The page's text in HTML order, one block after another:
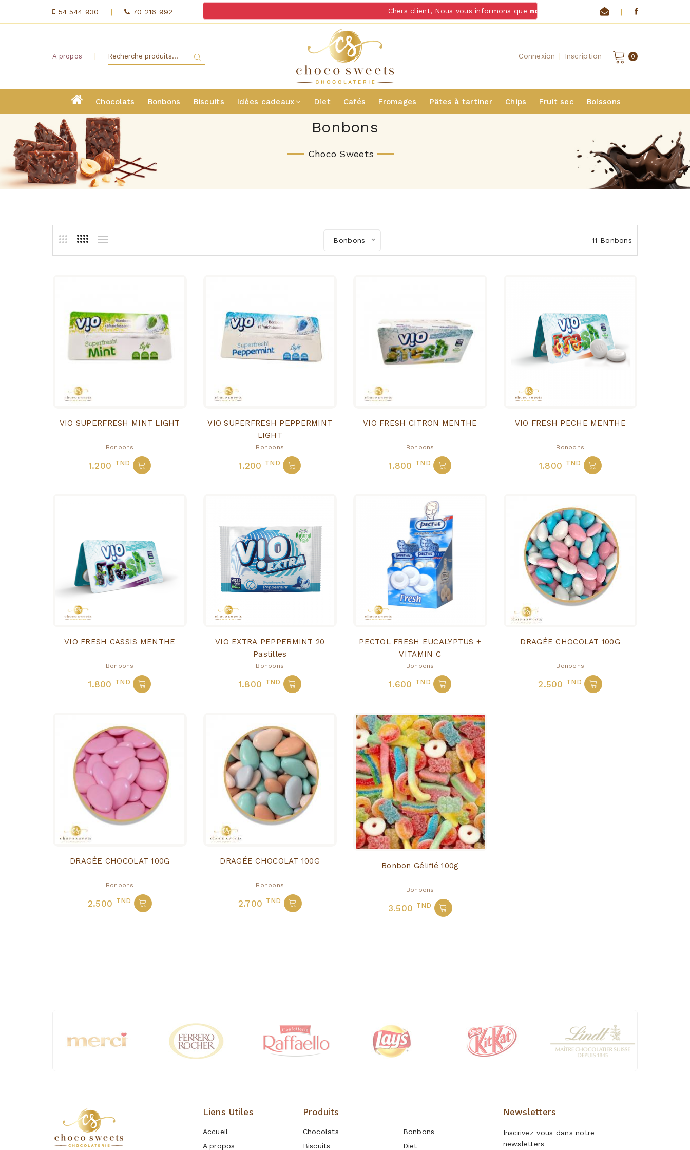
54 544 930 | 70 216 992 Chers client, Nous vous informons que nous ne livrons pas de chocolats et
|
A propos | Connexion | Inscription 0
Chocolats Bonbons Biscuits Idées cadeaux Diet Cafés Fromages Pâtes à tartiner Chips Fruit sec Boissons
Bonbons
Choco Sweets
Bonbons 11 Bonbons
VIO SUPERFRESH MINT LIGHT
Bonbons
1.200 TND
VIO SUPERFRESH PEPPERMINT
LIGHT
Bonbons
1.200 TND
VIO FRESH CITRON MENTHE
Bonbons
1.800 TND
VIO FRESH PECHE MENTHE
Bonbons
1.800 TND
VIO FRESH CASSIS MENTHE
Bonbons
1.800 TND
VIO EXTRA PEPPERMINT 20
Pastilles
Bonbons
1.800 TND
PECTOL FRESH EUCALYPTUS +
VITAMIN C
Bonbons
1.600 TND
DRAGÉE CHOCOLAT 100G
Bonbons
2.500 TND
DRAGÉE CHOCOLAT 100G
Bonbons
2.500 TND
DRAGÉE CHOCOLAT 100G
Bonbons
2.700 TND
Bonbon Gélifié 100g
Bonbons
3.500 TND
Liens Utiles
Accueil
A propos
Produits
Chocolats
Biscuits
Bonbons
Diet
Newsletters
Inscrivez vous dans notre
newsletters